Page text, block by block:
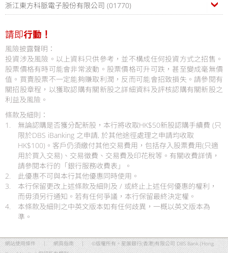
浙江東方科脈電子股份有限公司 (01770)
風險披露聲明：
投資涉及風險。以上資料只供參考，並不構成任何投資方式之招售。
股票價格有時可能會非常波動。股票價格可升可跌，甚至變成毫無價
值。買賣股票不一定能夠賺取利潤，反而可能會招致損失。請參閱有
關招股章程，以獲取認購有關新股之詳細資料及評核認購有關新股之
利益及風險。
條款及細則：
1.
無論認購是否獲分配新股，本行將收取HK$50新股認購手續費 (只
限於DBS iBanking 之申請, 於其他途徑處理之申請均收取
HK$100)。客戶仍須繳付其他交易費用，包括存入股票費用(只適
用於買入交易)、交易徵費、交易費及印花稅等。有關收費詳情，
請參閱本行的「銀行服務收費表」。
2.
此優惠不可與本行其他優惠同時使用。
3.
本行保留更改上述條款及細則及 / 或終止上述任何優惠的權利，
而毋須另行通知。若有任何爭議，本行保留最終決定權。
4.
本條款及細則之中英文版本如有任何歧異，一概以英文版本為
準。
網站使用條件 | 網頁指南 |
©版權所有。星展銀行(香港)有限公司 DBS Bank (Hong